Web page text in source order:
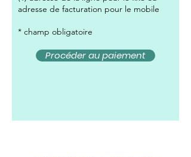
adresse de facturation pour le mobile
* champ obligatoire
Procéder au paiement